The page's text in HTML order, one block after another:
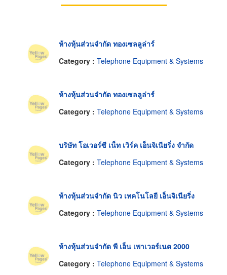
ห้างหุ้นส่วนจำกัด ทองเซลลูล่าร์
Category : Telephone Equipment & Systems
ห้างหุ้นส่วนจำกัด ทองเซลลูล่าร์
Category : Telephone Equipment & Systems
บริษัท โอเวอร์ซี เน็ท เวิร์ค เอ็นจิเนียริ่ง จำกัด
Category : Telephone Equipment & Systems
ห้างหุ้นส่วนจำกัด นิว เทคโนโลยี เอ็นจิเนียริ่ง
Category : Telephone Equipment & Systems
ห้างหุ้นส่วนจำกัด พี เอ็น เพาเวอร์เนต 2000
Category : Telephone Equipment & Systems